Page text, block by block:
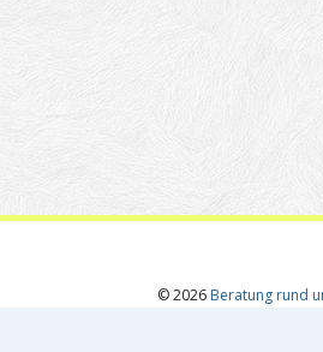
© 2026 Beratung rund